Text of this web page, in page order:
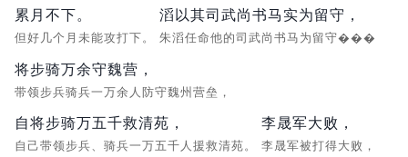
累月不下。
但好几个月未能攻打下。
滔以其司武尚书马实为留守，
朱滔任命他的司武尚书马为留守���
将步骑万余守魏营，
带领步兵骑兵一万余人防守魏州营垒，
自将步骑万五千救清苑，
自己带领步兵、骑兵一万五千人援救清苑。
李晟军大败，
李晟军被打得大败，